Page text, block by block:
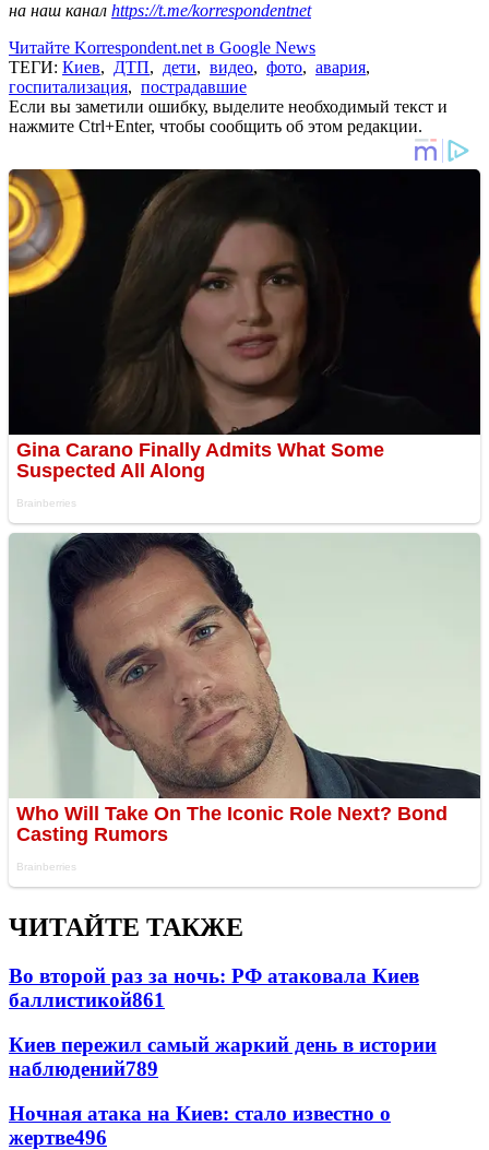
на наш канал https://t.me/korrespondentnet
Читайте Korrespondent.net в Google News
ТЕГИ: Киев, ДТП, дети, видео, фото, авария,
госпитализация, пострадавшие
Если вы заметили ошибку, выделите необходимый текст и
нажмите Ctrl+Enter, чтобы сообщить об этом редакции.
ЧИТАЙТЕ ТАКЖЕ
Во второй раз за ночь: РФ атаковала Киев
баллистикой861
Киев пережил самый жаркий день в истории
наблюдений789
Ночная атака на Киев: стало известно о
жертве496